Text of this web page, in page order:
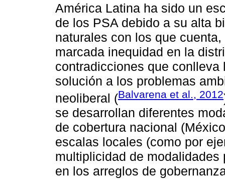
América Latina ha sido un
de los PSA debido a su alta
naturales con los que
marcada inequidad en la
contradicciones que
solución a los problemas
neoliberal (Balvarena et al., 2012
se desarrollan diferentes
de cobertura nacional
escalas locales (como por
multiplicidad de
en los arreglos de